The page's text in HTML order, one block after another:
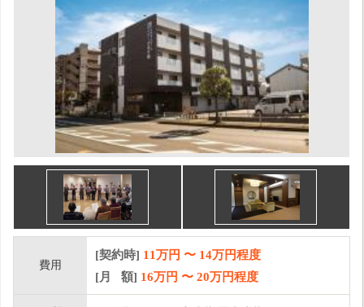
費用
[契約時] 11万円 〜 14万円程度
[月 額] 16万円 〜 20万円程度